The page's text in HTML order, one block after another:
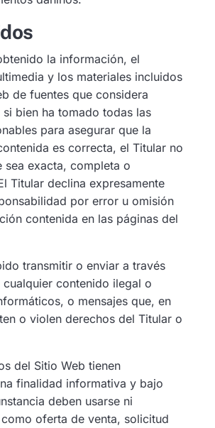
la información, el
y los materiales incluidos
de fuentes que considera
bien ha tomado todas las
para asegurar que la
es correcta, el Titular no
sea exacta, completa o
Titular declina expresamente
por error u omisión
contenida en las páginas del
transmitir o enviar a través
contenido ilegal o
o mensajes que, en
o violen derechos del Titular o
del Sitio Web tienen
finalidad informativa y bajo
deben usarse ni
oferta de venta, solicitud